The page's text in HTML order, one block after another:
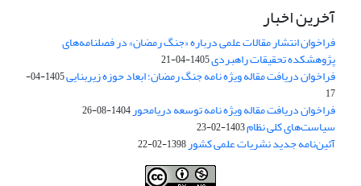
آخرین اخبار
فراخوان انتشار مقالات علمی درباره «جنگ رمضان» در فصلنامه‌های
پژوهشکده تحقیقات راهبردی1405-04-21
فراخوان دریافت مقاله ویژه نامه جنگ رمضان؛ ابعاد حوزه زیربنایی
1405-04-
17
فراخوان دریافت مقاله ویژه نامه توسعه دریامحور1404-08-26
سیاست‌های کلی نظام1403-02-23
آئین‌نامه جدید نشریات علمی کشور1398-02-22